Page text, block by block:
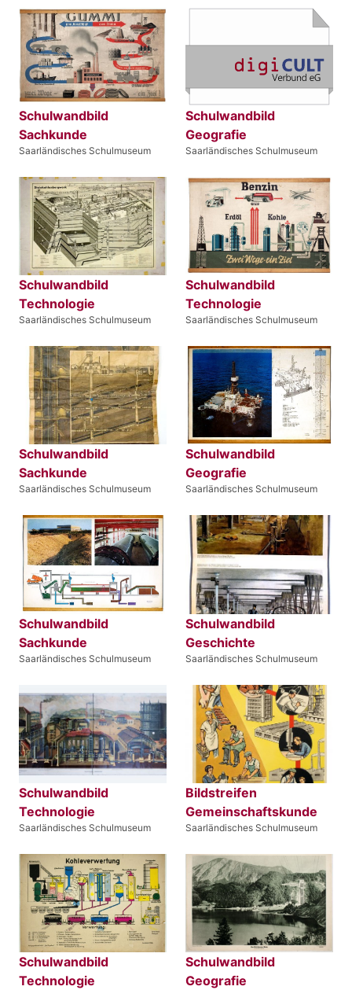
Schulwandbild
Sachkunde
Saarländisches Schulmuseum
Schulwandbild
Geografie
Saarländisches Schulmuseum
Schulwandbild
Technologie
Saarländisches Schulmuseum
Schulwandbild
Technologie
Saarländisches Schulmuseum
Schulwandbild
Sachkunde
Saarländisches Schulmuseum
Schulwandbild
Geografie
Saarländisches Schulmuseum
Schulwandbild
Sachkunde
Saarländisches Schulmuseum
Schulwandbild
Geschichte
Saarländisches Schulmuseum
Schulwandbild
Technologie
Saarländisches Schulmuseum
Bildstreifen
Gemeinschaftskunde
Saarländisches Schulmuseum
Schulwandbild
Technologie
Schulwandbild
Geografie